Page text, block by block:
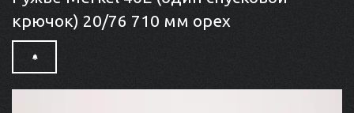
крючок) 20/76 710 мм орех